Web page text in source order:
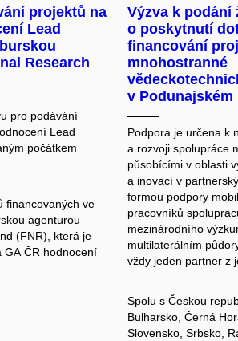
projektů na
Lead
Research
pro podávání
Lead
počátkem
financovaných ve
agenturou
(FNR), která je
ČR hodnocení
Výzva k podání
o poskytnutí
financování
mnohostranné
v Podunajském
Podpora je určena k
a rozvoji spolupráce
působícími v oblasti
a inovací v
formou podpory
pracovníků
mezinárodního
multilaterálním
vždy jeden partner z
Spolu s Českou
Bulharsko, Černá
Slovensko, Srbsko,